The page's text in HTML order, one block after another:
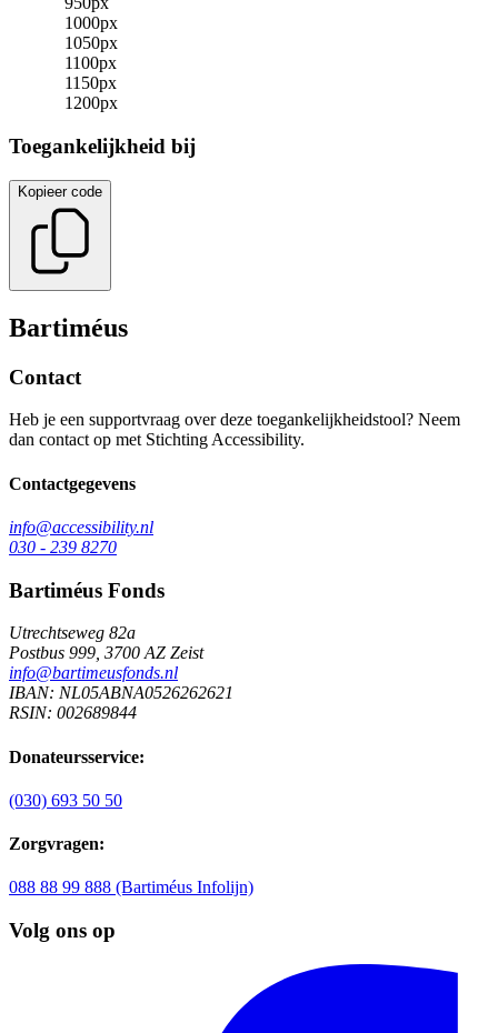
1000px
1050px
1100px
1150px
1200px
Toegankelijkheid bij
Kopieer code
Bartiméus
Contact
Heb je een supportvraag over deze toegankelijkheidstool? Neem
dan contact op met Stichting Accessibility.
Contactgegevens
info@accessibility.nl
030 - 239 8270
Bartiméus Fonds
Utrechtseweg 82a
Postbus 999, 3700 AZ Zeist
info@bartimeusfonds.nl
IBAN: NL05ABNA0526262621
RSIN: 002689844
Donateursservice:
(030) 693 50 50
Zorgvragen:
088 88 99 888 (Bartiméus Infolijn)
Volg ons op